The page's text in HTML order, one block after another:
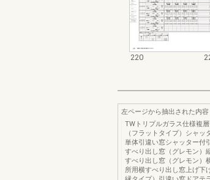
220
左ページから抽出された内容
TWトリプルガラス仕様複
（フラットタイプ）シャッ
単体引違い窓シャッター付
すべり出し窓（グレモン）
すべり出し窓（グレモン）
所用横すべり出し窓上げ下